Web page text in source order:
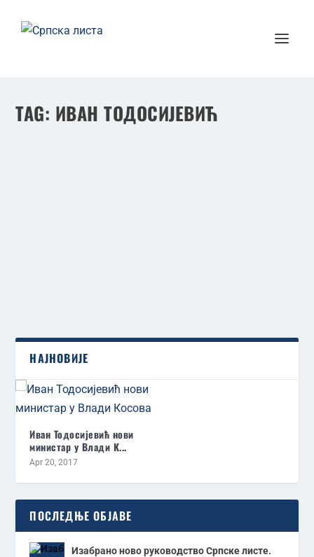
TAG: ИВАН ТОДОСИЈЕВИЋ
НАЈНОВИЈЕ
Иван Тодосијевић нови
министар у Влади К...
Apr 20, 2017
ПОСЛЕДЊЕ ОБЈАВЕ
Изабрано ново руководство Српске листе.